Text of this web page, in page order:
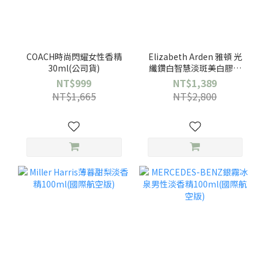
COACH時尚閃耀女性香精
30ml(公司貨)
NT$999
NT$1,665
Elizabeth Arden 雅頓 光
纖鑽白智慧淡斑美白膠囊
60顆/瓶(公司貨)
NT$1,389
NT$2,800